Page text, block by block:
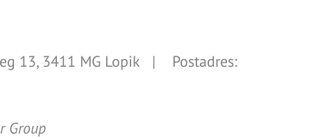
13, 3411 MG Lopik | Postadres:
Group